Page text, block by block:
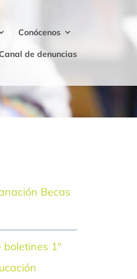
Conócenos
de denuncias
Becas
1º